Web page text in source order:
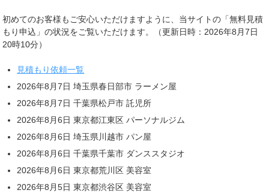
初めてのお客様もご安心いただけますように、当サイトの「無料見積
もり申込」の状況をご覧いただけます。（更新日時：2026年8月7日
20時10分）
見積もり依頼一覧
2026年8月7日 埼玉県春日部市 ラーメン屋
2026年8月7日 千葉県松戸市 託児所
2026年8月6日 東京都江東区 パーソナルジム
2026年8月6日 埼玉県川越市 パン屋
2026年8月6日 千葉県千葉市 ダンススタジオ
2026年8月6日 東京都荒川区 美容室
2026年8月5日 東京都渋谷区 美容室